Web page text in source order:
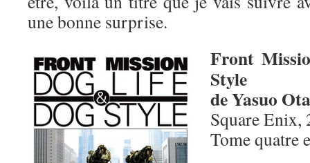
une bonne surprise.
Front
Style
de Yasuo
Square
Tome quatre